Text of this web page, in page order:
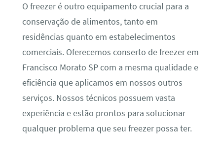
O freezer é outro equipamento crucial para a
conservação de alimentos, tanto em
residências quanto em estabelecimentos
comerciais. Oferecemos conserto de freezer em
Francisco Morato SP com a mesma qualidade e
eficiência que aplicamos em nossos outros
serviços. Nossos técnicos possuem vasta
experiência e estão prontos para solucionar
qualquer problema que seu freezer possa ter.